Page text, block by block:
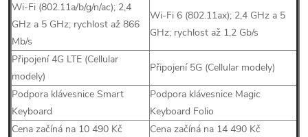
Wi-Fi (802.11a/b/g/n/ac); 2,4
GHz a 5 GHz; rychlost až 866
Mb/s
Wi-Fi 6 (802.11ax); 2,4 GHz a 5
GHz; rychlost až 1,2 Gb/s
Připojení 4G LTE (Cellular
modely)
Připojení 5G (Cellular modely)
Podpora klávesnice Smart
Keyboard
Podpora klávesnice Magic
Keyboard Folio
Cena začíná na 10 490 Kč
Cena začíná na 14 490 Kč